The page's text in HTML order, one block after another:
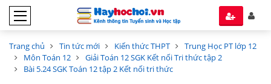
Trang chủ Tin tức mới Kiến thức THPT
Trung Học PT lớp 12
Môn Toán 12
Giải Toán 12 SGK Kết nối Tri thức tập 2
Bài 5.24 SGK Toán 12 tập 2 Kết nối tri thức